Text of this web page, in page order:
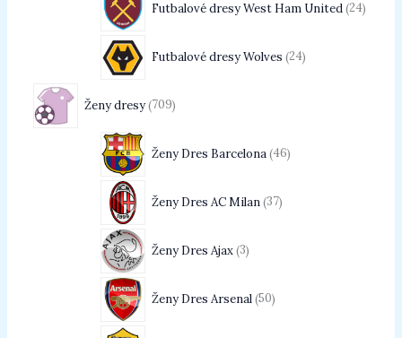
Futbalové dresy West Ham United 24
Futbalové dresy Wolves 24
Ženy dresy 709
Ženy Dres Barcelona 46
Ženy Dres AC Milan 37
Ženy Dres Ajax 3
Ženy Dres Arsenal 50